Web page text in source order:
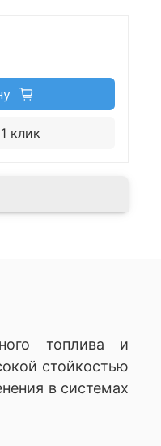
клик
топлива и
стойкостью
в системах